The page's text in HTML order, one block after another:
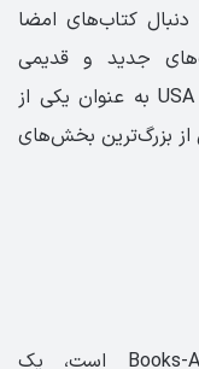
کتاب‌های امضا
جدید و قدیمی
هستند. Powell’s Books توسط USA Today به عنوان یکی از
از بزرگ‌ترین بخش‌های
فروشگاه BAM که مخفف Books-A-Million است، یک